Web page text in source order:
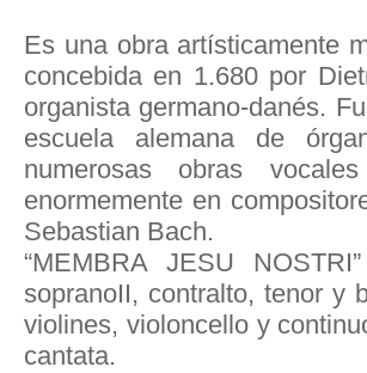
Es una obra artísticamente
concebida en 1.680 por
organista germano-danés.
escuela alemana de
numerosas obras
enormemente en
Sebastian Bach.
“MEMBRA JESU
sopranoII, contralto, tenor y
violines, violoncello y
cantata.